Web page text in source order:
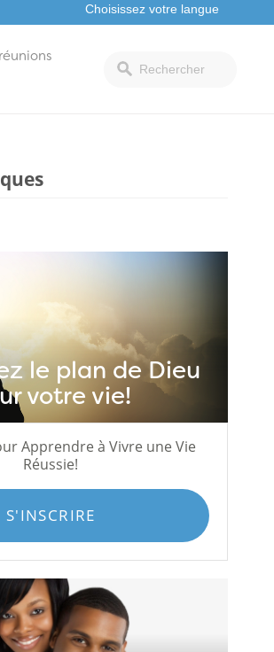
le plan de Dieu
votre vie!
Apprendre à Vivre une Vie
Réussie!
S'INSCRIRE